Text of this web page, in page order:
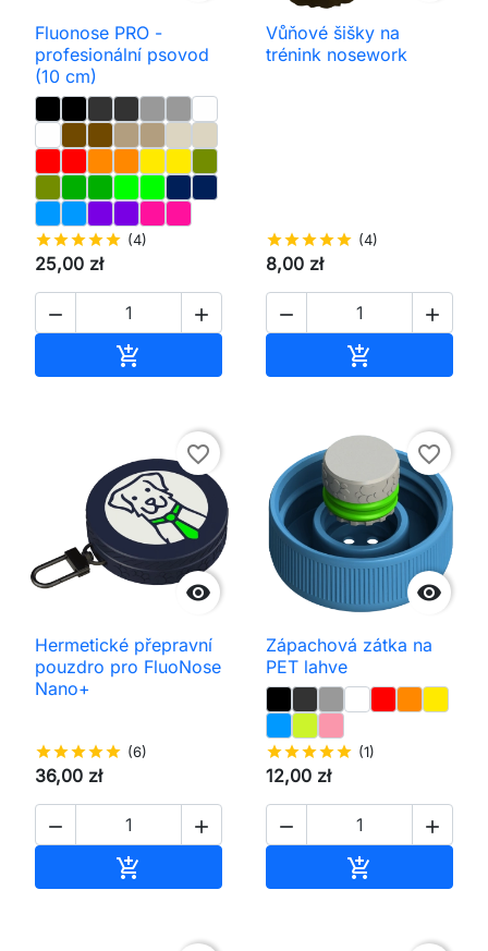
Fluonose PRO -
profesionální psovod
(10 cm)
starstarstarstarstar (4)
25,00 zł
 

Vůňové šišky na
trénink nosework
starstarstarstarstar (4)
8,00 zł
 


favorite_border
Hermetické přepravní
pouzdro pro FluoNose
Nano+
starstarstarstarstar (6)
36,00 zł
 


favorite_border
Zápachová zátka na
PET lahve
starstarstarstarstar (1)
12,00 zł
 
